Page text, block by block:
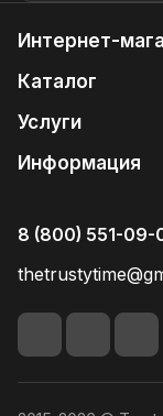
Интернет-
Каталог
Услуги
Информация
8 (800) 551-09-